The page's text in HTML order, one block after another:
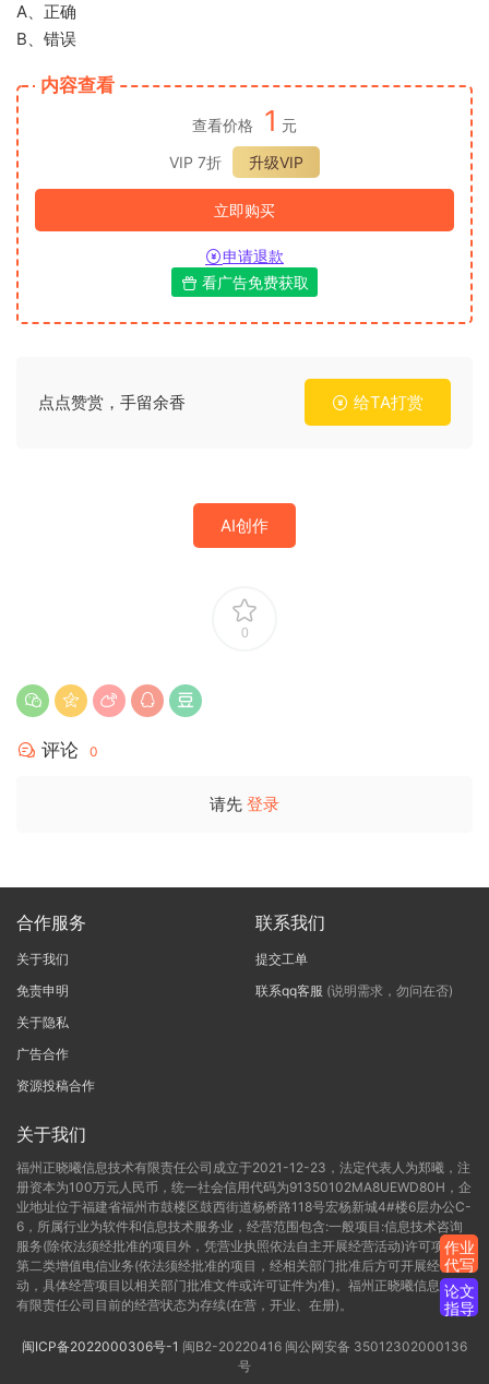
A、正确
B、错误
内容查看
查看价格 1 元
VIP 7折
升级VIP
立即购买
申请退款
看广告免费获取
点点赞赏，手留余香 给TA打赏
AI创作
0
评论 0
请先 登录
合作服务
关于我们
免责申明
关于隐私
广告合作
资源投稿合作
联系我们
提交工单
联系qq客服 (说明需求，勿问在否)
关于我们
福州正晓曦信息技术有限责任公司成立于2021-12-23，法定代表人为郑曦，注
册资本为100万元人民币，统一社会信用代码为91350102MA8UEWD80H，企
业地址位于福建省福州市鼓楼区鼓西街道杨桥路118号宏杨新城4#楼6层办公C-
6，所属行业为软件和信息技术服务业，经营范围包含:一般项目:信息技术咨询
服务(除依法须经批准的项目外，凭营业执照依法自主开展经营活动)许可项目:
第二类增值电信业务(依法须经批准的项目，经相关部门批准后方可开展经营活
动，具体经营项目以相关部门批准文件或许可证件为准)。福州正晓曦信息技术
有限责任公司目前的经营状态为存续(在营，开业、在册)。
闽ICP备2022000306号-1 闽B2-20220416 闽公网安备 35012302000136
号
作业
代写
论文
指导